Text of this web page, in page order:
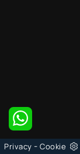
Privacy - Cookie